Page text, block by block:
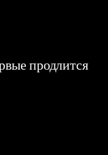
продлится